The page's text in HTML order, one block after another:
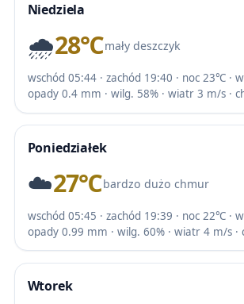
Niedziela
🌧️28℃mały deszczyk
wschód 05:44 · zachód 19:40 · noc 23℃ ·
opady 0.4 mm · wilg. 58% · wiatr 3 m/s ·
Poniedziałek
☁️27℃bardzo dużo chmur
wschód 05:45 · zachód 19:39 · noc 22℃ ·
opady 0.99 mm · wilg. 60% · wiatr 4 m/s ·
Wtorek